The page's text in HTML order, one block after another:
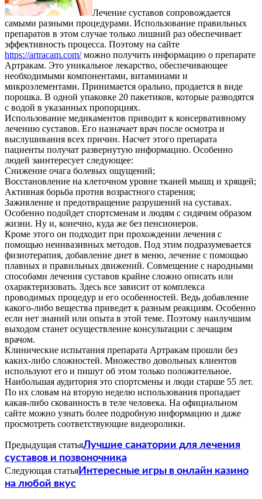
Лечение суставов сопровождается
самыми разными процедурами. Использование правильных
препаратов в этом случае только лишний раз обеспечивает
эффективность процесса. Поэтому на сайте
https://artracam.com/можно получить информацию о препарате
Артракам. Это уникальное лекарство, обеспечивающее
необходимыми компонентами, витаминами и
микроэлементами. Принимается орально, продается в виде
порошка. В одной упаковке 20 пакетиков, которые разводятся
с водой в указанных пропорциях.
Использование медикаментов приводит к консервативному
лечению суставов. Его назначает врач после осмотра и
выслушивания всех причин. Насчет этого препарата
пациенты получат развернутую информацию. Особенно
людей заинтересует следующее:
Снижение очага болевых ощущений;
Восстановление на клеточном уровне тканей мышц и хрящей;
Активная борьба против возрастного старения;
Заживление и предотвращение разрушений на суставах.
Особенно подойдет спортсменам и людям с сидячим образом
жизни. Ну и, конечно, куда же без пенсионеров.
Кроме этого он подходит при прохождении лечения с
помощью неинвазивных методов. Под этим подразумевается
физиотерапия, добавление диет в меню, лечение с помощью
плавных и правильных движений. Совмещение с народными
способами лечения суставов крайне сложно описать или
охарактеризовать. Здесь все зависит от комплекса
проводимых процедур и его особенностей. Ведь добавление
какого-либо вещества приведет к разным реакциям. Особенно
если нет знаний или опыта в этой теме. Поэтому наилучшим
выходом станет осуществление консультации с лечащим
врачом.
Клинические испытания препарата Артракам прошли без
каких-либо сложностей. Множество довольных клиентов
используют его и пишут об этом только положительное.
Наибольшая аудитория это спортсмены и люди старше 55 лет.
По их словам на вторую неделю использования пропадает
какая-либо скованность в теле человека. На официальном
сайте можно узнать более подробную информацию и даже
просмотреть соответствующие видеоролики.
Предыдущая статьяЛучшие санатории для лечения
суставов и позвоночника
Следующая статьяИнтересные игры в онлайн казино
на любой вкус